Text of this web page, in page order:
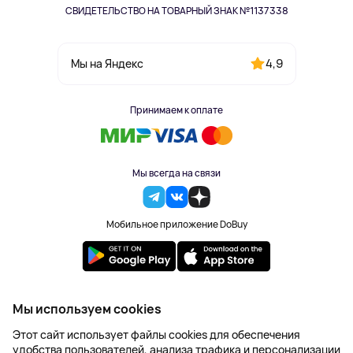
СВИДЕТЕЛЬСТВО НА ТОВАРНЫЙ ЗНАК №1137338
Мы на Яндекс 4,9
Принимаем к оплате
Мы всегда на связи
Мобильное приложение DoBuy
2023-2026 © DoBuy. Все права защищены
Правила обработки персональных данных
Пользовательское соглашение
Мы используем cookies
Этот сайт использует файлы cookies для обеспечения
удобства пользователей, анализа трафика и персонализации